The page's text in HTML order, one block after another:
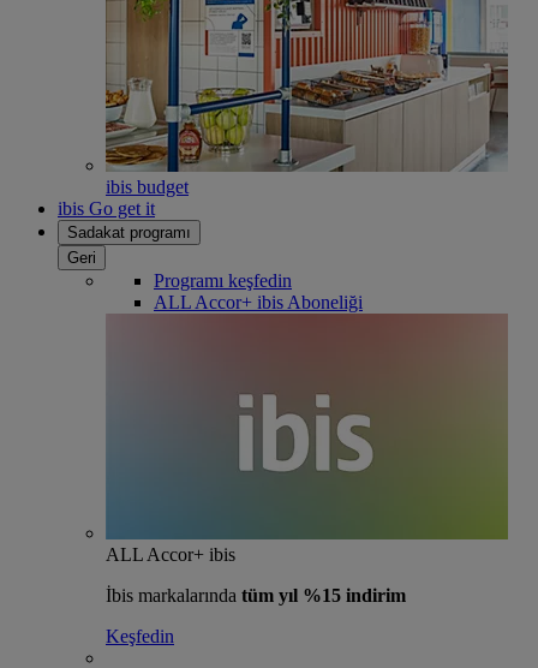
ibis budget
ibis Go get it
Sadakat programı
Geri
Programı keşfedin
ALL Accor+ ibis Aboneliği
ALL Accor+ ibis
İbis markalarında tüm yıl %15 indirim
Keşfedin